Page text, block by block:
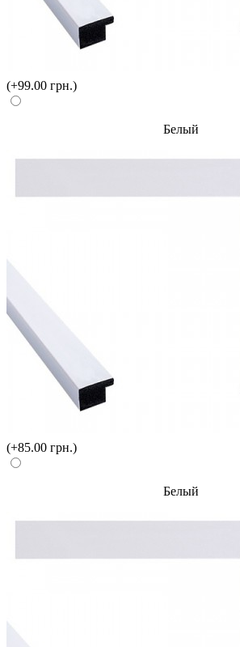
(+99.00 грн.)
Белый
(+85.00 грн.)
Белый